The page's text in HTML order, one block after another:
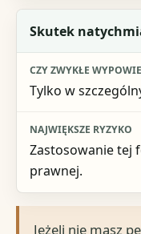
Skutek
Tylko w
Zastosowanie tej
prawnej.
Jeżeli nie masz